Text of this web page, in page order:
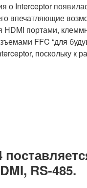
о Interceptor
впечатляющие
портами,
FFC “для
поскольку к
RS-485.